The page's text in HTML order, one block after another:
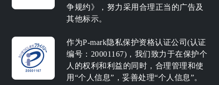
争规约》，努力采用合理正当的广告及
其他标示。
作为P-mark隐私保护资格认证公司(认证
编号：20001167)，我们致力于在保护个
人的权利和利益的同时，合理管理和使
用“个人信息”，妥善处理“个人信息”。